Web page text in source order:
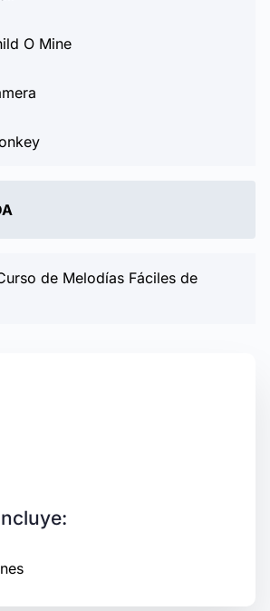
O Mine
de Melodías Fáciles de